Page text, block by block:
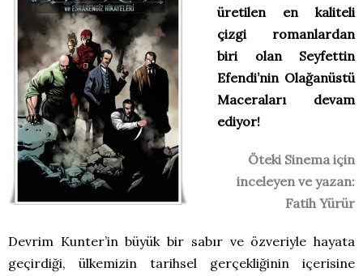
üretilen en kaliteli
çizgi romanlardan
biri olan Seyfettin
Efendi’nin Olağanüstü
Maceraları devam
ediyor!
Öteki Sinema için
inceleyen ve yazan:
Fatih Yürür
Devrim Kunter’in büyük bir sabır ve özveriyle hayata
geçirdiği, ülkemizin tarihsel gerçekliğinin içerisine